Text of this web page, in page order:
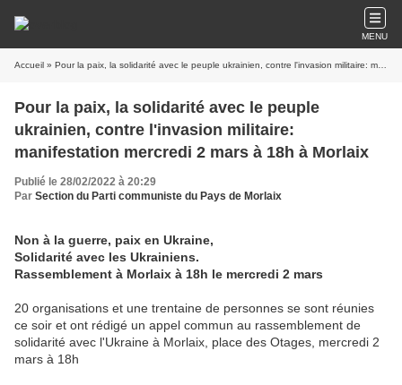
MENU
Accueil » Pour la paix, la solidarité avec le peuple ukrainien, contre l'invasion militaire: manifestation mercredi 2 mars à 18h à Morlaix
Pour la paix, la solidarité avec le peuple
ukrainien, contre l'invasion militaire:
manifestation mercredi 2 mars à 18h à Morlaix
Publié le 28/02/2022 à 20:29
Par Section du Parti communiste du Pays de Morlaix
Non à la guerre, paix en Ukraine,
Solidarité avec les Ukrainiens.
Rassemblement à Morlaix à 18h le mercredi 2 mars
20 organisations et une trentaine de personnes se sont réunies
ce soir et ont rédigé un appel commun au rassemblement de
solidarité avec l'Ukraine à Morlaix, place des Otages, mercredi 2
mars à 18h